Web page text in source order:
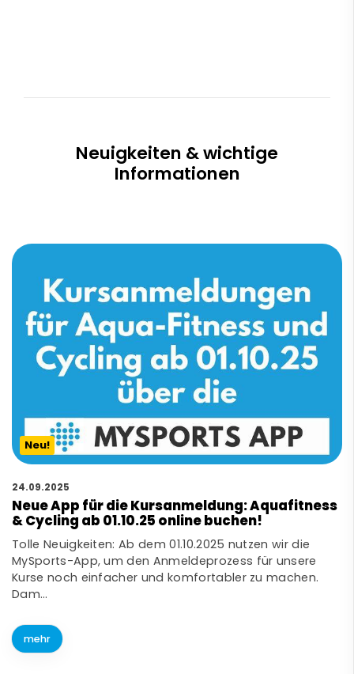
Neuigkeiten & wichtige
Informationen
Neu!
24.09.2025
Neue App für die Kursanmeldung: Aquafitness
& Cycling ab 01.10.25 online buchen!
Tolle Neuigkeiten: Ab dem 01.10.2025 nutzen wir die
MySports-App, um den Anmeldeprozess für unsere
Kurse noch einfacher und komfortabler zu machen.
Dam…
mehr